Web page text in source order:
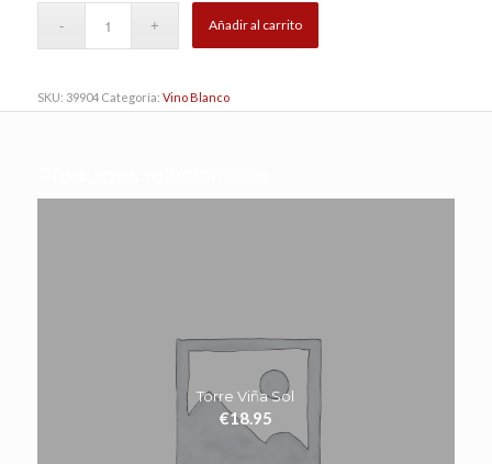
Añadir al carrito
SKU: 39904 Categoría: Vino Blanco
Torre Viña Sol
€18.95